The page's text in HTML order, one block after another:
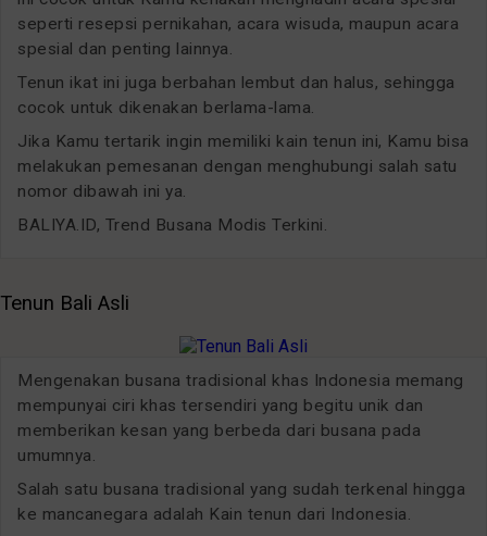
seperti resepsi pernikahan, acara wisuda, maupun acara
spesial dan penting lainnya.
Tenun ikat ini juga berbahan lembut dan halus, sehingga
cocok untuk dikenakan berlama-lama.
Jika Kamu tertarik ingin memiliki kain tenun ini, Kamu bisa
melakukan pemesanan dengan menghubungi salah satu
nomor dibawah ini ya.
BALIYA.ID, Trend Busana Modis Terkini.
Tenun Bali Asli
Mengenakan busana tradisional khas Indonesia memang
mempunyai ciri khas tersendiri yang begitu unik dan
memberikan kesan yang berbeda dari busana pada
umumnya.
Salah satu busana tradisional yang sudah terkenal hingga
ke mancanegara adalah Kain tenun dari Indonesia.